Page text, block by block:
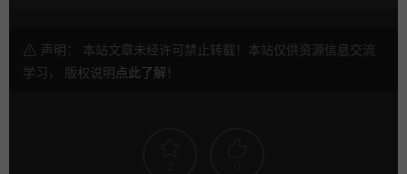
声明： 本站文章未经许可禁止转载！本站仅供资源信息交流
学习， 版权说明点此了解 ！